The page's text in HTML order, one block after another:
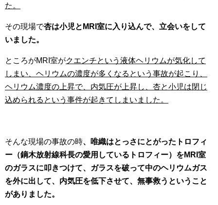
た。
その現場で杏は小児とMRI室に入り込んで、立会いをして
いました。
ところがMRI室がクエンチという液体ヘリウムが気化して
しまい、ヘリウムの濃度が多くなるという事故が起こり、
ヘリウム濃度の上昇で、内気圧が上昇し、杏と小児は閉じ
込められるという事件が起きてしまいました。
そんな現場の事故の時、唯織はとっさにとがったトロフィ
ー（鏑木放射線科長の愛用しているトロフィー）をMRI室
のガラスに叩きつけて、ガラスを破って中のヘリウムガス
を外に出して、内気圧を低下させて、無事救うということ
がありました。